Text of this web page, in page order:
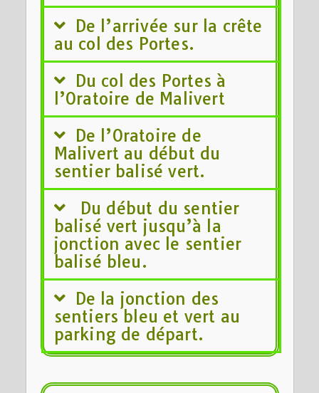
De l’arrivée sur la crête
au col des Portes.
Du col des Portes à
l’Oratoire de Malivert
De l’Oratoire de
Malivert au début du
sentier balisé vert.
Du début du sentier
balisé vert jusqu’à la
jonction avec le sentier
balisé bleu.
De la jonction des
sentiers bleu et vert au
parking de départ.